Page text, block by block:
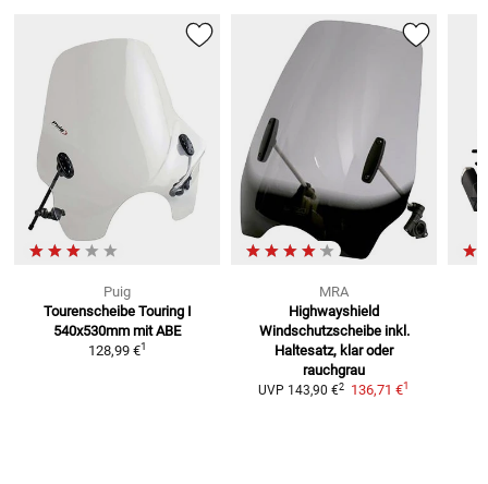
Puig
Tourenscheibe Touring I
540x530mm mit ABE
128,99 €1
MRA
Highwayshield
Windschutzscheibe inkl.
Haltesatz, klar oder
rauchgrau
UVP 143,90 €2 136,71 €1